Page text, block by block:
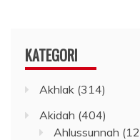
KATEGORI
Akhlak (314)
Akidah (404)
Ahlussunnah